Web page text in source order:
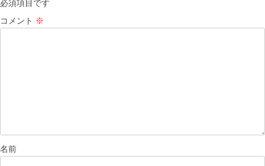
ン
必須項目です
コメント ※
名前